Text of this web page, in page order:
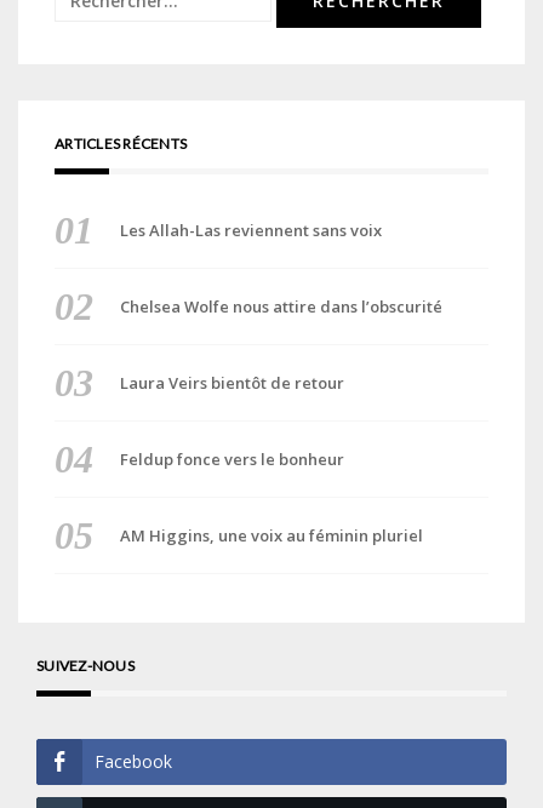
ARTICLES RÉCENTS
Les Allah-Las reviennent sans voix
Chelsea Wolfe nous attire dans l’obscurité
Laura Veirs bientôt de retour
Feldup fonce vers le bonheur
AM Higgins, une voix au féminin pluriel
SUIVEZ-NOUS
Facebook